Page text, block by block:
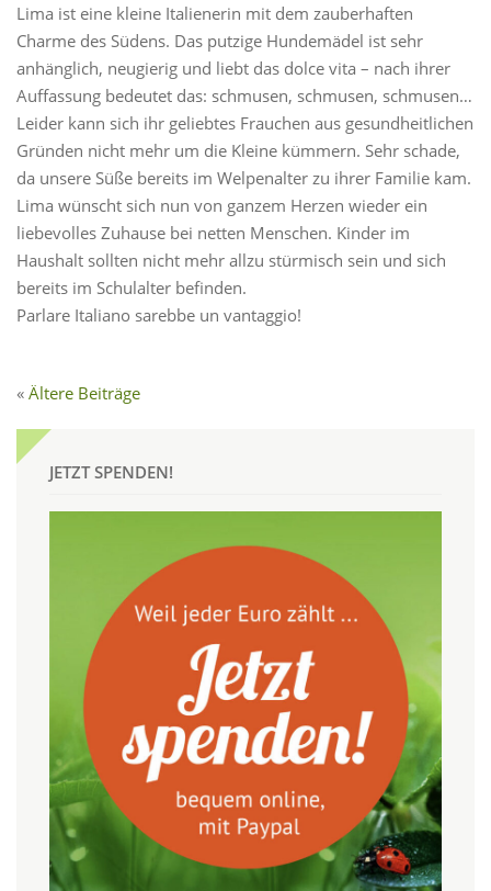
Lima ist eine kleine Italienerin mit dem zauberhaften
Charme des Südens. Das putzige Hundemädel ist sehr
anhänglich, neugierig und liebt das dolce vita – nach ihrer
Auffassung bedeutet das: schmusen, schmusen, schmusen…
Leider kann sich ihr geliebtes Frauchen aus gesundheitlichen
Gründen nicht mehr um die Kleine kümmern. Sehr schade,
da unsere Süße bereits im Welpenalter zu ihrer Familie kam.
Lima wünscht sich nun von ganzem Herzen wieder ein
liebevolles Zuhause bei netten Menschen. Kinder im
Haushalt sollten nicht mehr allzu stürmisch sein und sich
bereits im Schulalter befinden.
Parlare Italiano sarebbe un vantaggio!
Ältere Beiträge
JETZT SPENDEN!